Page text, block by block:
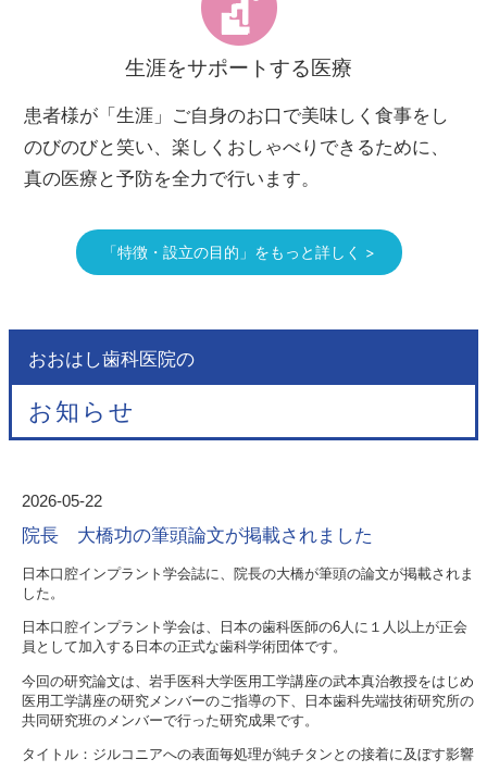
生涯をサポートする医療
患者様が「生涯」ご自身のお口で美味しく食事をし
のびのびと笑い、楽しくおしゃべりできるために、
真の医療と予防を全力で行います。
「特徴・設立の目的」をもっと詳しく >
おおはし歯科医院の
お知らせ
2026-05-22
院長 大橋功の筆頭論文が掲載されました
日本口腔インプラント学会誌に、院長の大橋が筆頭の論文が掲載されま
した。
日本口腔インプラント学会は、日本の歯科医師の6人に１人以上が正会
員として加入する日本の正式な歯科学術団体です。
今回の研究論文は、岩手医科大学医用工学講座の武本真治教授をはじめ
医用工学講座の研究メンバーのご指導の下、日本歯科先端技術研究所の
共同研究班のメンバーで行った研究成果です。
タイトル：ジルコニアへの表面毎処理が純チタンとの接着に及ぼす影響